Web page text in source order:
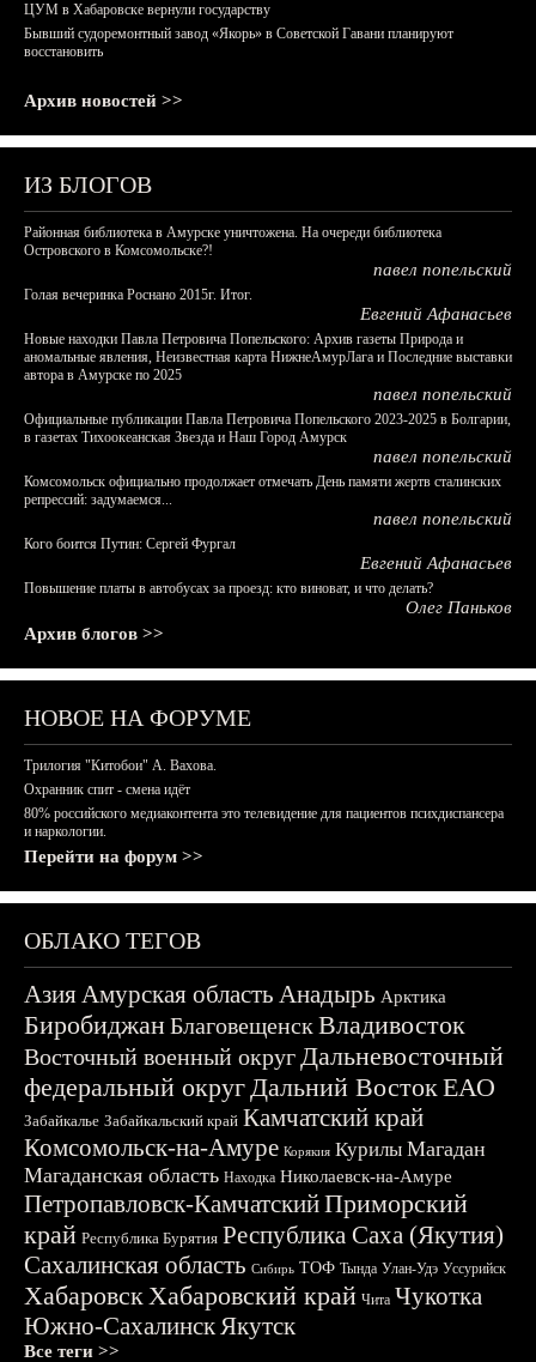
ЦУМ в Хабаровске вернули государству
Бывший судоремонтный завод «Якорь» в Советской Гавани планируют
восстановить
Архив новостей >>
ИЗ БЛОГОВ
Районная библиотека в Амурске уничтожена. На очереди библиотека
Островского в Комсомольске?!
павел попельский
Голая вечеринка Роснано 2015г. Итог.
Евгений Афанасьев
Новые находки Павла Петровича Попельского: Архив газеты Природа и
аномальные явления, Неизвестная карта НижнеАмурЛага и Последние выставки
автора в Амурске по 2025
павел попельский
Официальные публикации Павла Петровича Попельского 2023-2025 в Болгарии,
в газетах Тихоокеанская Звезда и Наш Город Амурск
павел попельский
Комсомольск официально продолжает отмечать День памяти жертв сталинских
репрессий: задумаемся...
павел попельский
Кого боится Путин: Сергей Фургал
Евгений Афанасьев
Повышение платы в автобусах за проезд: кто виноват, и что делать?
Олег Паньков
Архив блогов >>
НОВОЕ НА ФОРУМЕ
Трилогия "Китобои" А. Вахова.
Охранник спит - смена идёт
80% российского медиаконтента это телевидение для пациентов психдиспансера
и наркологии.
Перейти на форум >>
ОБЛАКО ТЕГОВ
АзияАмурская область Анадырь Арктика
БиробиджанБлаговещенскВладивосток
Восточный военный округДальневосточный
федеральный округДальний ВостокЕАО
Забайкалье Забайкальский край Камчатский край
Комсомольск-на-Амуре Корякия Курилы Магадан
Магаданская область Находка Николаевск-на-Амуре
Петропавловск-КамчатскийПриморский
край Республика Бурятия Республика Саха (Якутия)
Сахалинская область Сибирь ТОФ Тында Улан-Удэ Уссурийск
ХабаровскХабаровский край Чита Чукотка
Южно-СахалинскЯкутск
Все теги >>